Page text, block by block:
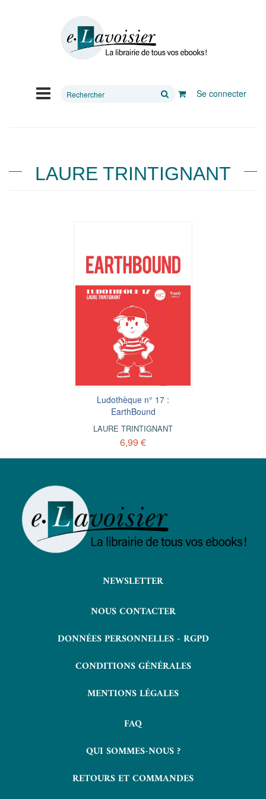
Rechercher
Se connecter
LAURE TRINTIGNANT
Ludothèque n° 17 :
EarthBound
LAURE TRINTIGNANT
6,99 €
NEWSLETTER
NOUS CONTACTER
DONNÉES PERSONNELLES - RGPD
CONDITIONS GÉNÉRALES
MENTIONS LÉGALES
FAQ
QUI SOMMES-NOUS ?
RETOURS ET COMMANDES